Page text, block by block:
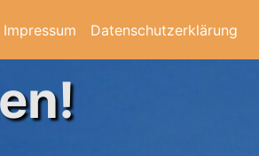
Impressum Datenschutzerklärung